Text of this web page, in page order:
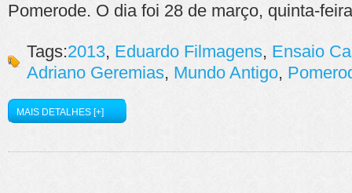
Pomerode. O dia foi 28 de março, quinta-
Tags:2013, Eduardo Filmagens, Ensaio
Adriano Geremias, Mundo Antigo,
MAIS DETALHES [+]